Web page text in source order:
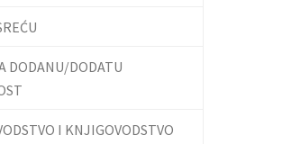
DODANU/DODATU
I KNJIGOVODSTVO